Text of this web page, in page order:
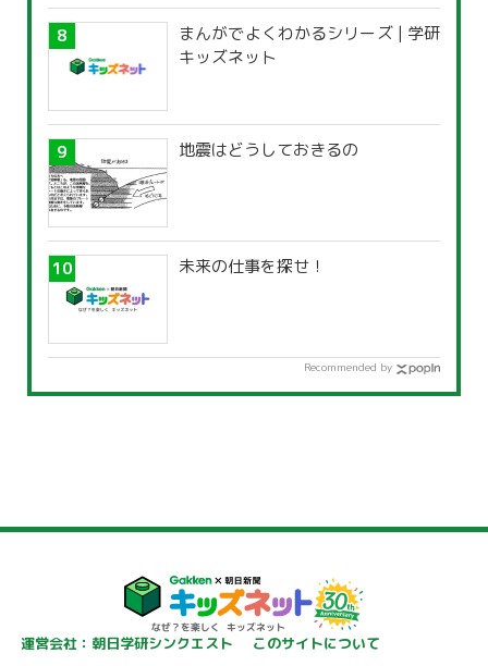
まんがでよくわかるシリーズ | 学研
キッズネット
地震はどうしておきるの
未来の仕事を探せ！
Recommended by
運営会社：朝日学研シンクエスト このサイトについて